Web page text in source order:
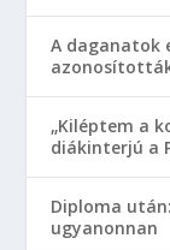
A daganatok
„Kiléptem a
diákinterjú a
Diploma
ugyanonnan